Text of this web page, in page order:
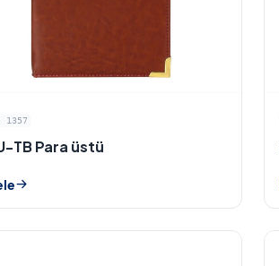
1357
TB Para üstü